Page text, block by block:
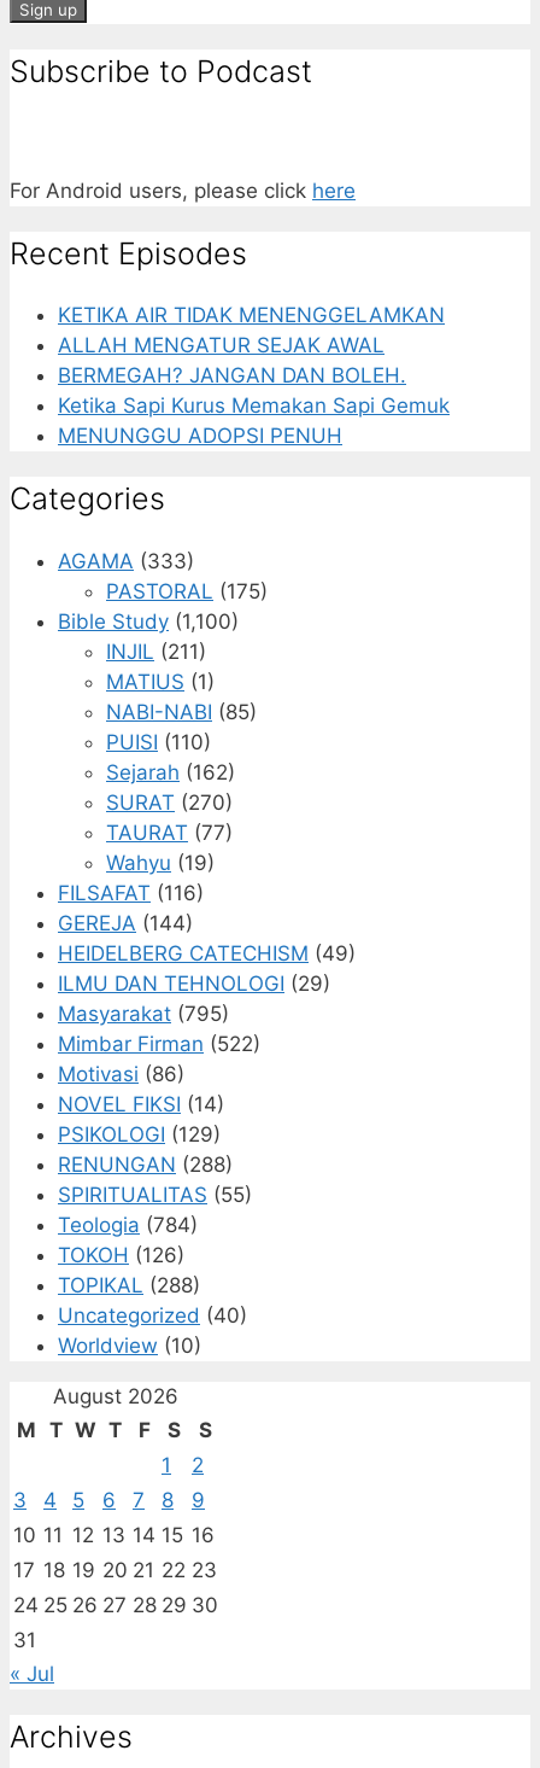
Subscribe to Podcast
For Android users, please click here
Recent Episodes
KETIKA AIR TIDAK MENENGGELAMKAN
ALLAH MENGATUR SEJAK AWAL
BERMEGAH? JANGAN DAN BOLEH.
Ketika Sapi Kurus Memakan Sapi Gemuk
MENUNGGU ADOPSI PENUH
Categories
AGAMA (333)
PASTORAL (175)
Bible Study (1,100)
INJIL (211)
MATIUS (1)
NABI-NABI (85)
PUISI (110)
Sejarah (162)
SURAT (270)
TAURAT (77)
Wahyu (19)
FILSAFAT (116)
GEREJA (144)
HEIDELBERG CATECHISM (49)
ILMU DAN TEHNOLOGI (29)
Masyarakat (795)
Mimbar Firman (522)
Motivasi (86)
NOVEL FIKSI (14)
PSIKOLOGI (129)
RENUNGAN (288)
SPIRITUALITAS (55)
Teologia (784)
TOKOH (126)
TOPIKAL (288)
Uncategorized (40)
Worldview (10)
August 2026
M T W T F S
S
1
2
3
4 5 6 7 8
9
10 11 12 13 14 15 16
17 18 19 20 21 22 23
24 25 26 27 28 29 30
31
« Jul
Archives